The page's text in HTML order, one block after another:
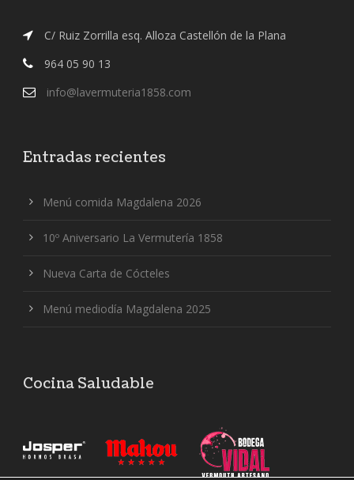
C/ Ruiz Zorrilla esq. Alloza Castellón de la Plana
964 05 90 13
info@lavermuteria1858.com
Entradas recientes
Menú comida Magdalena 2026
10º Aniversario La Vermutería 1858
Nueva Carta de Cócteles
Menú mediodía Magdalena 2025
Cocina Saludable